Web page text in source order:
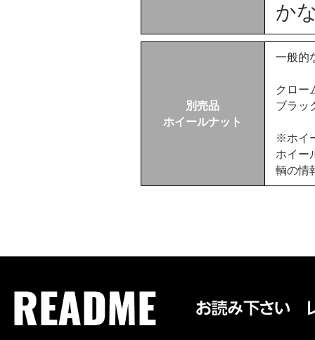
か
別売品
ホイールナット
一般的
クロ
ブラ
※ホイ
ホイー
輌の情